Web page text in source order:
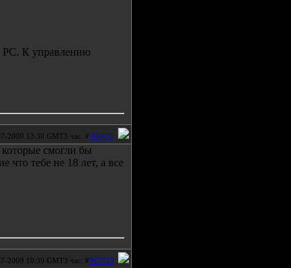
PC. К управлению
2009 13:30 GMT3 час. #966435
смогли бы
что тебе не 18 лет, а все
2009 10:39 GMT3 час. #967727